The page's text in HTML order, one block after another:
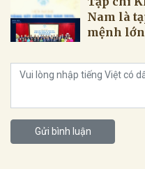
Nam là
mệnh lớn
Gửi bình luận